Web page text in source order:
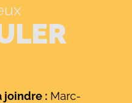
joindre :Marc-